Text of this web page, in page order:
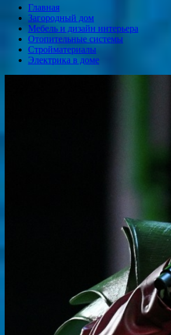
Главная
Загородный дом
Мебель и дизайн интерьера
Отопительные системы
Стройматериалы
Электрика в доме